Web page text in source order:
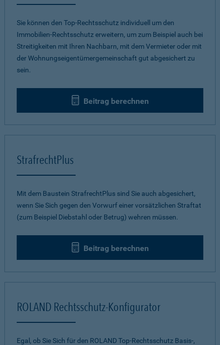
Sie können den Top-Rechtsschutz individuell um den
Immobilien-Rechtsschutz erweitern, um zum Beispiel auch bei
Streitigkeiten mit Ihren Nachbarn, mit dem Vermieter oder mit
der Wohnungseigentümergemeinschaft gut abgesichert zu
sein.
Beitrag berechnen
StrafrechtPlus
Mit dem Baustein StrafrechtPlus sind Sie auch abgesichert,
wenn Sie Sich gegen den Vorwurf einer vorsätzlichen Straftat
(zum Beispiel Diebstahl oder Betrug) wehren müssen.
Beitrag berechnen
ROLAND Rechtsschutz-Konfigurator
Egal, ob Sie Sich für den ROLAND Top-Rechtsschutz Basis-,